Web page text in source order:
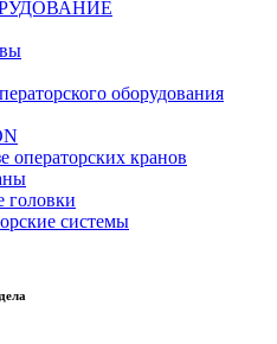
оборудования
операторских кранов
системы